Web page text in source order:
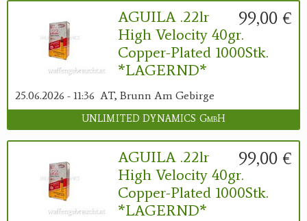
99,00 €
AGUILA .22lr
High Velocity 40gr.
Copper-Plated 1000Stk.
*LAGERND*
25.06.2026 - 11:36 AT, Brunn Am Gebirge
UNLIMITED DYNAMICS GmbH
99,00 €
AGUILA .22lr
High Velocity 40gr.
Copper-Plated 1000Stk.
*LAGERND*